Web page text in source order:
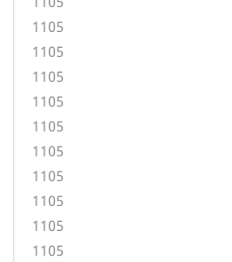
1105
1105
1105
1105
1105
1105
1105
1105
1105
1105